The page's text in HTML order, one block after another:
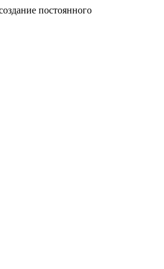
постоянного